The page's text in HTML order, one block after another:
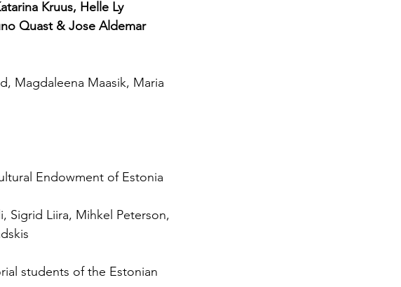
Kruus, Helle Ly
Quast & Jose Aldemar
Magdaleena Maasik, Maria
Endowment of Estonia
Sigrid Liira, Mihkel Peterson,
students of the Estonian